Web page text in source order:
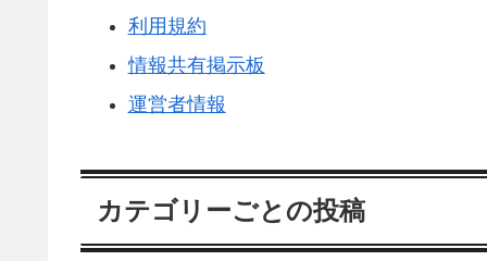
利用規約
情報共有掲示板
運営者情報
カテゴリーごとの投稿